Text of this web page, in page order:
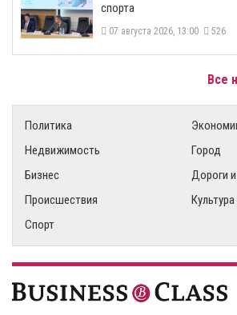
спорта
07 августа 2026, 13:00 526
Все
Политика
Недвижимость
Город
Бизнес
Дороги
Происшествия
Культура
Спорт